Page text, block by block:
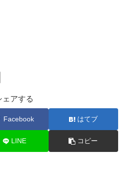
ェアする
Facebook はてブ
LINE コピー